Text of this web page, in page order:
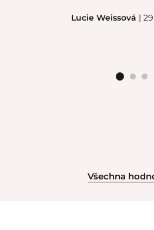
Lucie Weissová |
Všechna